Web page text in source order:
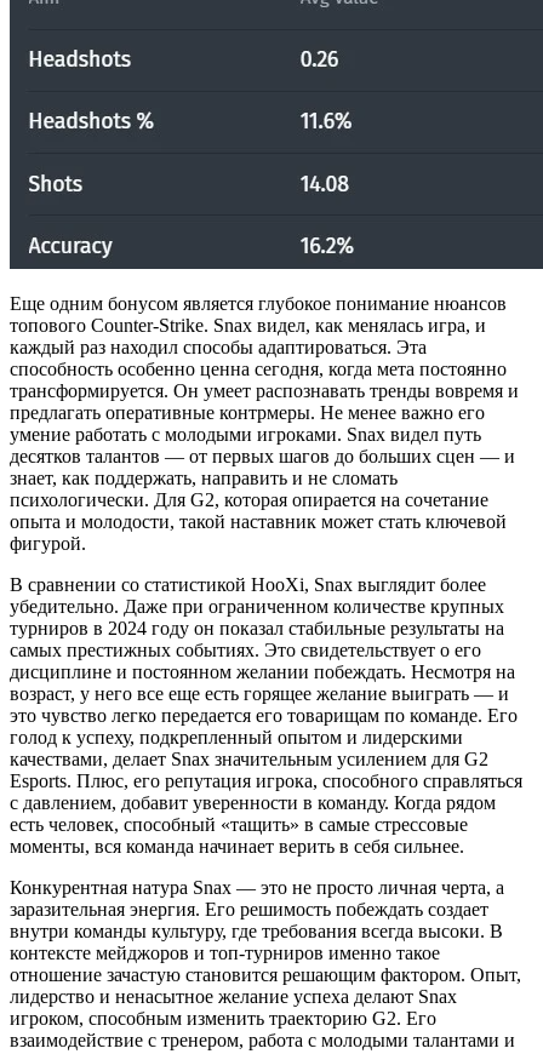
Еще одним бонусом является глубокое понимание нюансов
топового Counter-Strike. Snax видел, как менялась игра, и
каждый раз находил способы адаптироваться. Эта
способность особенно ценна сегодня, когда мета постоянно
трансформируется. Он умеет распознавать тренды вовремя и
предлагать оперативные контрмеры. Не менее важно его
умение работать с молодыми игроками. Snax видел путь
десятков талантов — от первых шагов до больших сцен — и
знает, как поддержать, направить и не сломать
психологически. Для G2, которая опирается на сочетание
опыта и молодости, такой наставник может стать ключевой
фигурой.
В сравнении со статистикой HooXi, Snax выглядит более
убедительно. Даже при ограниченном количестве крупных
турниров в 2024 году он показал стабильные результаты на
самых престижных событиях. Это свидетельствует о его
дисциплине и постоянном желании побеждать. Несмотря на
возраст, у него все еще есть горящее желание выиграть — и
это чувство легко передается его товарищам по команде. Его
голод к успеху, подкрепленный опытом и лидерскими
качествами, делает Snax значительным усилением для G2
Esports. Плюс, его репутация игрока, способного справляться
с давлением, добавит уверенности в команду. Когда рядом
есть человек, способный «тащить» в самые стрессовые
моменты, вся команда начинает верить в себя сильнее.
Конкурентная натура Snax — это не просто личная черта, а
заразительная энергия. Его решимость побеждать создает
внутри команды культуру, где требования всегда высоки. В
контексте мейджоров и топ-турниров именно такое
отношение зачастую становится решающим фактором. Опыт,
лидерство и ненасытное желание успеха делают Snax
игроком, способным изменить траекторию G2. Его
взаимодействие с тренером, работа с молодыми талантами и